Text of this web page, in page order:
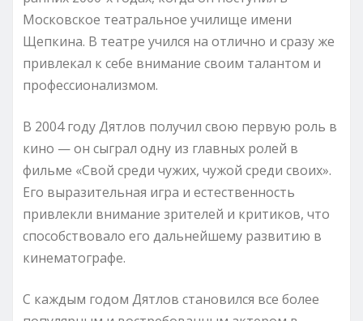
Московское театральное училище имени
Щепкина. В театре учился на отлично и сразу же
привлекал к себе внимание своим талантом и
профессионализмом.
В 2004 году Дятлов получил свою первую роль в
кино — он сыграл одну из главных ролей в
фильме «Свой среди чужих, чужой среди своих».
Его выразительная игра и естественность
привлекли внимание зрителей и критиков, что
способствовало его дальнейшему развитию в
кинематографе.
С каждым годом Дятлов становился все более